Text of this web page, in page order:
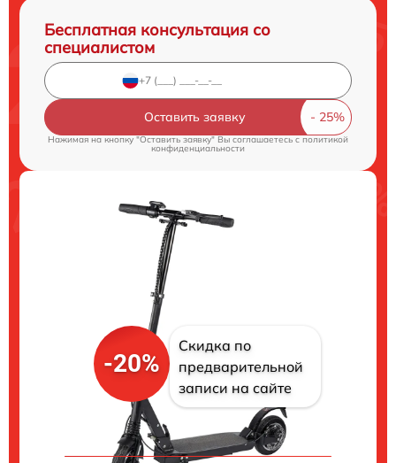
Бесплатная консультация со
специалистом
Оставить заявку
Нажимая на кнопку "Оставить заявку" Вы соглашаетесь cполитикой
конфиденциальности
-20%
Скидка по
предварительной
записи на сайте